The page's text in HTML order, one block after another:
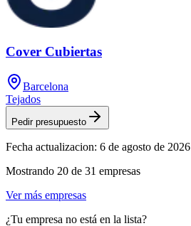
Cover Cubiertas
Barcelona
Tejados
Pedir presupuesto
Fecha actualizacion: 6 de agosto de 2026
Mostrando 20 de 31 empresas
Ver más empresas
¿Tu empresa no está en la lista?